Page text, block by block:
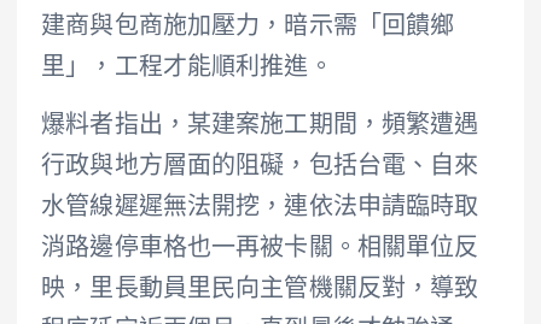
建商與包商施加壓力，暗示需「回饋鄉
里」，工程才能順利推進。
爆料者指出，某建案施工期間，頻繁遭遇
行政與地方層面的阻礙，包括台電、自來
水管線遲遲無法開挖，連依法申請臨時取
消路邊停車格也一再被卡關。相關單位反
映，里長動員里民向主管機關反對，導致